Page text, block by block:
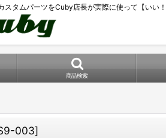
タムパーツをCuby店長が実際に使って【いい
商品検索
003]